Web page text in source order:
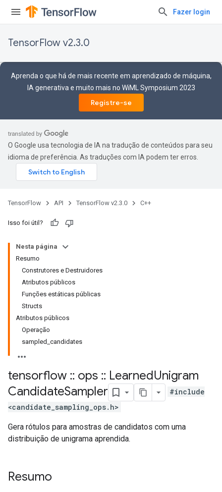
Fazer login
TensorFlow v2.3.0
Aprenda o que há de mais recente em aprendizado de máquina,
IA generativa e muito mais no WiML Symposium 2023
Registre-se
O Google usa tecnologia de IA na tradução de conteúdos para seu
idioma de preferência. As traduções com IA podem ter erros.
TensorFlow API TensorFlow v2.3.0 C++
Isso foi útil?
Nesta página
Resumo
Construtores e Destruidores
Atributos públicos
Funções estáticas públicas
Structs
Atributos públicos
Operação
sampled_candidates
tensorflow :: ops :: LearnedUnigram
CandidateSampler
#include
<candidate_sampling_ops.h>
Gera rótulos para amostras de candidatos com uma
distribuição de unigrama aprendida.
Resumo